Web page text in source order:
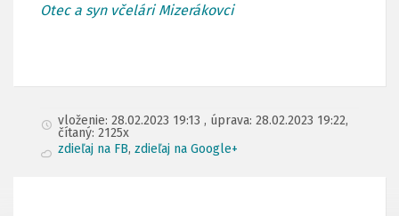
Otec a syn včelári Mizerákovci
vloženie: 28.02.2023 19:13 , úprava: 28.02.2023 19:22,
čítaný: 2125x
zdieľaj na FB, zdieľaj na Google+